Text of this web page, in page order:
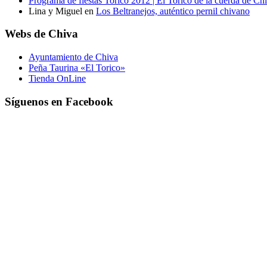
Lina y Miguel en Los Beltranejos, auténtico pernil chivano
Webs de Chiva
Ayuntamiento de Chiva
Peña Taurina «El Torico»
Tienda OnLine
Síguenos en Facebook